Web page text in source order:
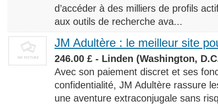
d’accéder à des milliers de profils
aux outils de recherche ava...
JM Adultère : le meilleur site
246.00 £ - Linden (Washington,
Avec son paiement discret et ses
confidentialité, JM Adultère rassure
une aventure extraconjugale sans